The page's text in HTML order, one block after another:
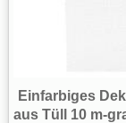
Einfarbiges
aus Tüll 10 m-